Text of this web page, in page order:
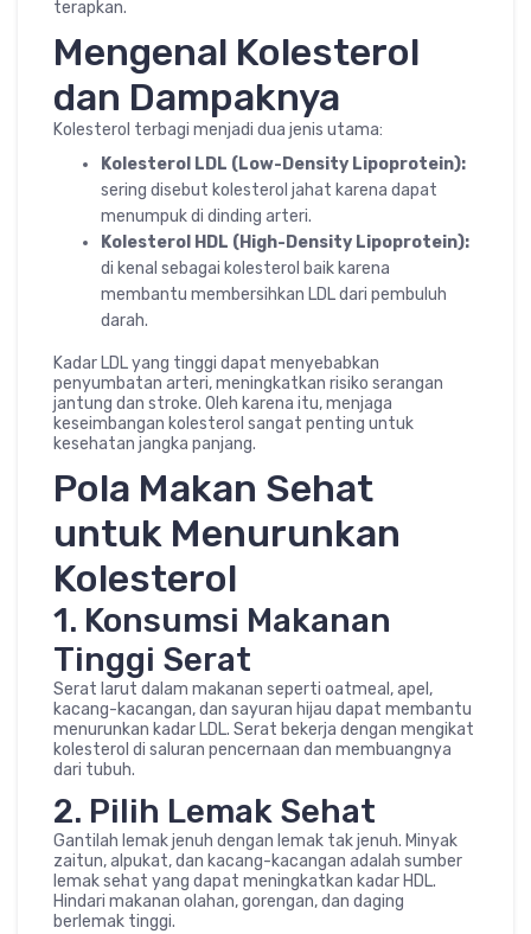
terapkan.
Mengenal Kolesterol
dan Dampaknya
Kolesterol terbagi menjadi dua jenis utama:
Kolesterol LDL (Low-Density Lipoprotein):
sering disebut kolesterol jahat karena dapat
menumpuk di dinding arteri.
Kolesterol HDL (High-Density Lipoprotein):
di kenal sebagai kolesterol baik karena
membantu membersihkan LDL dari pembuluh
darah.
Kadar LDL yang tinggi dapat menyebabkan
penyumbatan arteri, meningkatkan risiko serangan
jantung dan stroke. Oleh karena itu, menjaga
keseimbangan kolesterol sangat penting untuk
kesehatan jangka panjang.
Pola Makan Sehat
untuk Menurunkan
Kolesterol
1. Konsumsi Makanan
Tinggi Serat
Serat larut dalam makanan seperti oatmeal, apel,
kacang-kacangan, dan sayuran hijau dapat membantu
menurunkan kadar LDL. Serat bekerja dengan mengikat
kolesterol di saluran pencernaan dan membuangnya
dari tubuh.
2. Pilih Lemak Sehat
Gantilah lemak jenuh dengan lemak tak jenuh. Minyak
zaitun, alpukat, dan kacang-kacangan adalah sumber
lemak sehat yang dapat meningkatkan kadar HDL.
Hindari makanan olahan, gorengan, dan daging
berlemak tinggi.